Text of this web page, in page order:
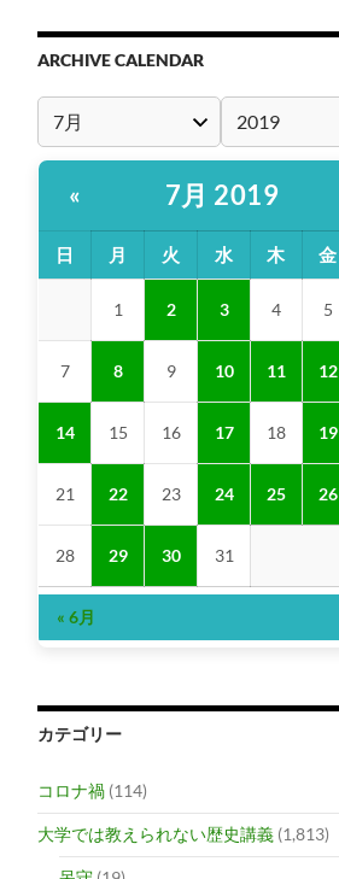
ARCHIVE CALENDAR
« 7月 2019
日 月 火 水 木 金
1 2 3 4 5
7 8 9 10 11 12
14 15 16 17 18 19
21 22 23 24 25 26
28 29 30 31
« 6月
カテゴリー
コロナ禍 (114)
大学では教えられない歴史講義 (1,813)